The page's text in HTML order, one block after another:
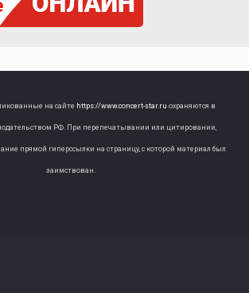
на сайте https://www.concert-star.ru охраняются в
РФ. При перепечатывании или цитировании,
прямой гиперссылки на страницу, с которой материал был
заимствован.